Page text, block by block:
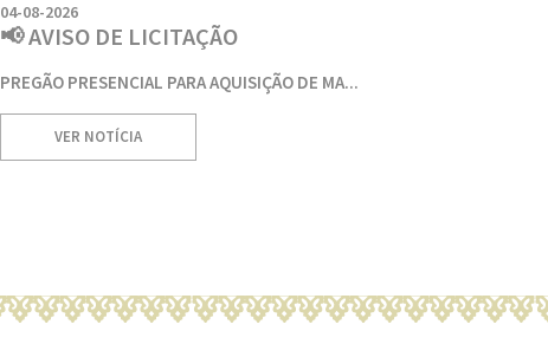
04-08-2026
📢 AVISO DE LICITAÇÃO
PREGÃO PRESENCIAL PARA AQUISIÇÃO DE MA...
VER NOTÍCIA